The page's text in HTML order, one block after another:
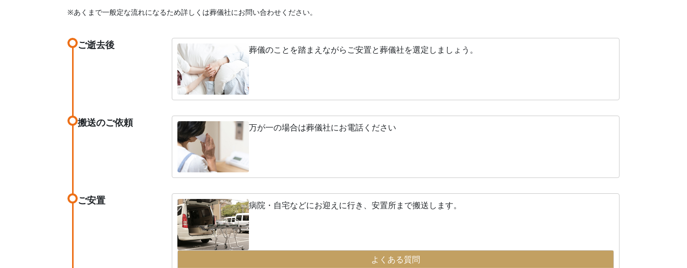
※あくまで一般定な流れになるため詳しくは葬儀社にお問い合わせください。
ご逝去後 葬儀のことを踏まえながらご安置と葬儀社を選定しましょう。
搬送のご依頼 万が一の場合は葬儀社にお電話ください
ご安置 病院・自宅などにお迎えに行き、安置所まで搬送します。
よくある質問